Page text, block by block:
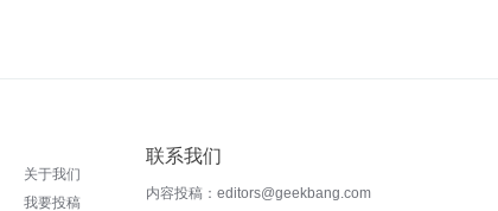
关于我们
我要投稿
联系我们
内容投稿：editors@geekbang.com